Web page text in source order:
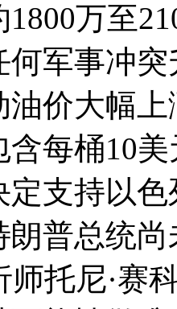
万至
何军事冲
油价大
含每桶10
定支持以
朗普总统
托尼·赛